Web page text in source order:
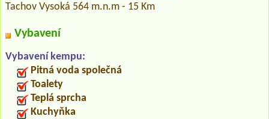
Tachov Vysoká 564 m.n.m - 15 Km
Vybavení
Vybavení kempu:
Pitná voda společná
Toalety
Teplá sprcha
Kuchyňka